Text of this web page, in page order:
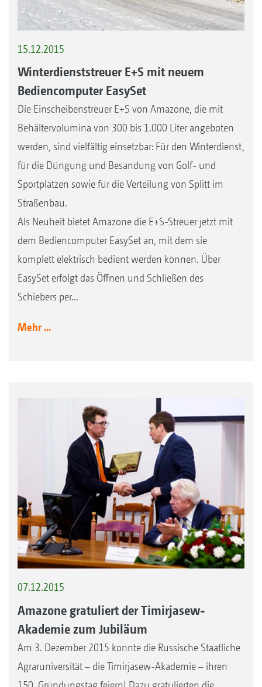
15.12.2015
Winterdienststreuer E+S mit neuem
Bediencomputer EasySet
Die Einscheibenstreuer E+S von Amazone, die mit
Behältervolumina von 300 bis 1.000 Liter angeboten
werden, sind vielfältig einsetzbar: Für den Winterdienst,
für die Düngung und Besandung von Golf- und
Sportplätzen sowie für die Verteilung von Splitt im
Straßenbau.
Als Neuheit bietet Amazone die E+S-Streuer jetzt mit
dem Bediencomputer EasySet an, mit dem sie
komplett elektrisch bedient werden können. Über
EasySet erfolgt das Öffnen und Schließen des
Schiebers per...
Mehr ...
07.12.2015
Amazone gratuliert der Timirjasew-
Akademie zum Jubiläum
Am 3. Dezember 2015 konnte die Russische Staatliche
Agraruniversität – die Timirjasew-Akademie – ihren